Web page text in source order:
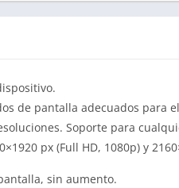
de pantalla adecuados para
Soporte para
px (Full HD, 1080p) y
sin aumento.